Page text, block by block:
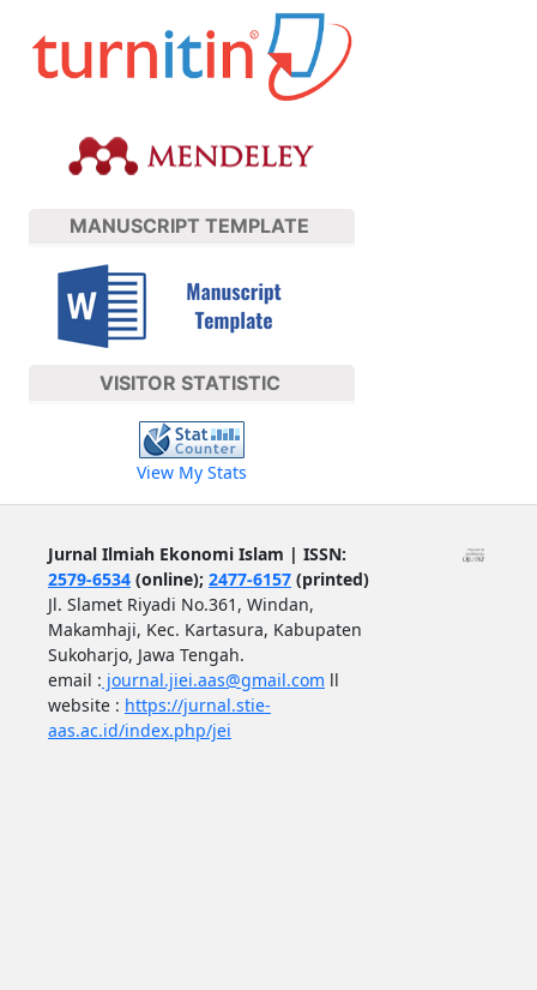
MANUSCRIPT TEMPLATE
VISITOR STATISTIC
View My Stats
Jurnal Ilmiah Ekonomi Islam | ISSN:
2579-6534(online); 2477-6157(printed)
Jl. Slamet Riyadi No.361, Windan,
Makamhaji, Kec. Kartasura, Kabupaten
Sukoharjo, Jawa Tengah.
email : journal.jiei.aas@gmail.com ll
website : https://jurnal.stie-
aas.ac.id/index.php/jei